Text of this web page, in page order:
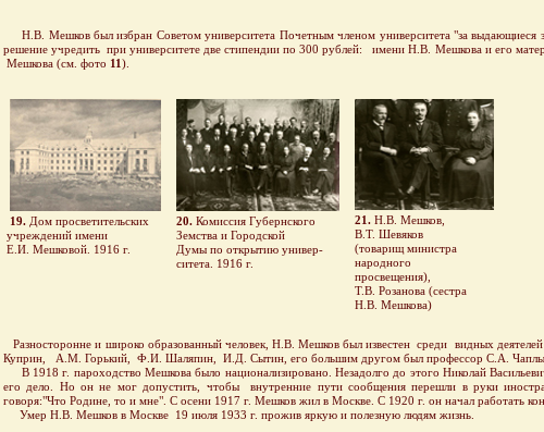
Н.В. Мешков был избран Советом университета Почетным членом университета "за выдающиеся
решение учредить при университете две стипендии по 300 рублей: имени Н.В. Мешкова и его
Мешкова (см. фото 11).
19. Дом просветительских
учреждений имени
Е.И. Мешковой. 1916 г.
20. Комиссия Губернского
Земства и Городской
Думы по открытию универ-
ситета. 1916 г.
21. Н.В. Мешков,
В.Т. Шевяков
(товарищ министра
народного
просвещения),
Т.В. Розанова (сестра
Н.В. Мешкова)
Разносторонне и широко образованный человек, Н.В. Мешков был известен среди видных
Куприн, А.М. Горький, Ф.И. Шаляпин, И.Д. Сытин, его большим другом был профессор С.А.
В 1918 г. пароходство Мешкова было национализировано. Незадолго до этого Николай
его дело. Но он не мог допустить, чтобы внутренние пути сообщения перешли в руки
говоря:"Что Родине, то и мне". С осени 1917 г. Мешков жил в Москве. С 1920 г. он начал работать
Умер Н.В. Мешков в Москве 19 июля 1933 г. прожив яркую и полезную людям жизнь.